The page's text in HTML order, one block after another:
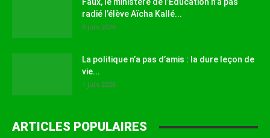
Faux, le ministère de l’Éducation n’a pas
radié l’élève Aïcha Kallé...
9 juin 2026
La politique n’a pas d’amis : la dure leçon de
vie...
1 juin 2026
ARTICLES POPULAIRES